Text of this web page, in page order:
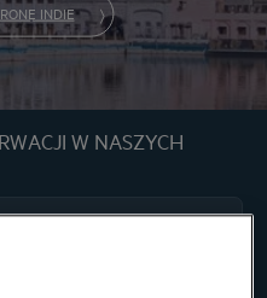
INDIE
W NASZYCH